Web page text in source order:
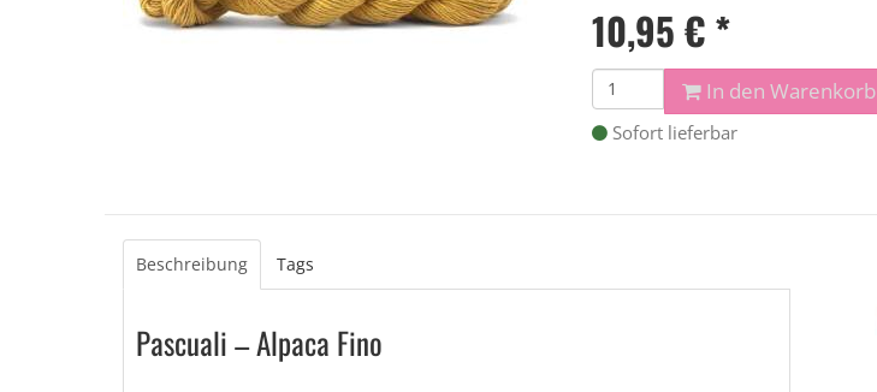
10,95€*
In den Warenkorb
Sofort lieferbar
Beschreibung Tags
Pascuali – Alpaca Fino